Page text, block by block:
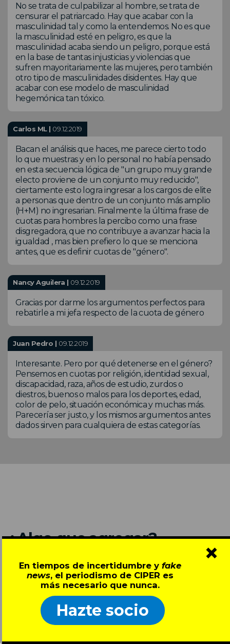
En tiempos de incertidumbre y fake
news, el periodismo de CIPER es
más necesario que nunca.
Hazte socio
×
No se trata de culpabilizar al hombre, se trata de
censurar el patriarcado. Hay que acabar con la
masculinidad tal y como la entendemos. No es que
la masculinidad esté en peligro, es que la
masculinidad acaba siendo un peligro, porque está
en la base de tantas injusticias y violencias que
sufren mayoritariamente las mujeres, pero también
otro tipo de masculinidades disidentes. Hay que
acabar con ese modelo de masculinidad
hegemónica tan tóxico.
Carlos ML | 09.12.2019
Bacan el análisis que haces, me parece cierto todo
lo que muestras y en lo personal no había pensado
en esta secuencia lógica de "un grupo muy grande
electo proviene de un conjunto muy reducido",
ciertamente esto logra ingresar a los cargos de elite
a personas que dentro de un conjunto más amplio
(H+M) no ingresarian. Finalmente la última frase de
cuotas para hombres la percibo como una frase
disgregadora, que no contribuye a avanzar hacia la
igualdad , mas bien prefiero lo que se menciona
antes, que es definir cuotas de "género".
Nancy Aguilera | 09.12.2019
Gracias por darme los argumentos perfectos para
rebatirle a mi jefa respecto de la cuota de género
Juan Pedro | 09.12.2019
Interesante. Pero por qué detenerse en el género?
Pensemos en cuotas por religión, identidad sexual,
discapacidad, raza, años de estudio, zurdos o
diestros, buenos o malos para los deportes, edad,
color de pelo, situación económica y muchas más.
Parecería ser justo, y los mismos argumentos antes
dados sirven para cualquiera de estas categorías.
¿Algo que agregar?
Debe contener sólo valores alfabéticos
* EMAIL (NO SERÁ PUBLICADO)